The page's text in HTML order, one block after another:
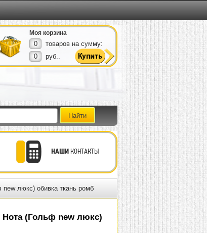
Моя корзина
0
товаров на сумму:
0
руб..
НАШИКОНТАКТЫ
люкс) обивка ткань ромб
Нота (Гольф new люкс)